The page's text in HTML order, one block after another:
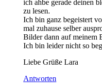
ich ahbe gerade deinen
zu lesen.
Ich bin ganz begeistert
mal zuhause selber
Bilder dann auf meinem
Ich bin leider nicht so
Liebe Grüße Lara
Antworten